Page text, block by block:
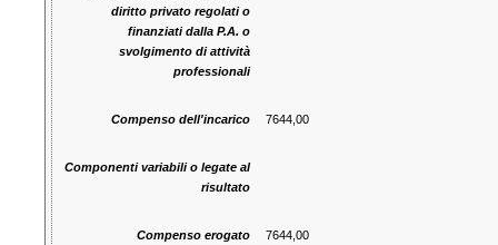
diritto privato regolati o
finanziati dalla P.A. o
svolgimento di attività
professionali
Compenso dell'incarico 7644,00
Componenti variabili o legate al
risultato
Compenso erogato 7644,00